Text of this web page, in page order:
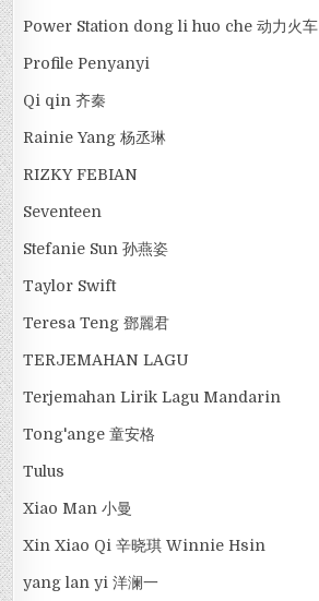
Power Station dong li huo che 动力火车
Profile Penyanyi
Qi qin 齐秦
Rainie Yang 杨丞琳
RIZKY FEBIAN
Seventeen
Stefanie Sun 孙燕姿
Taylor Swift
Teresa Teng 鄧麗君
TERJEMAHAN LAGU
Terjemahan Lirik Lagu Mandarin
Tong'ange 童安格
Tulus
Xiao Man 小曼
Xin Xiao Qi 辛晓琪 Winnie Hsin
yang lan yi 洋澜一